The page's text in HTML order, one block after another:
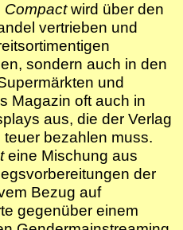
Compactwird über den
vertrieben und
sondern auch in den
und
Magazin oft auch in
aus, die der Verlag
bezahlen muss.
eine Mischung aus
der
Bezug auf
gegenüber einem